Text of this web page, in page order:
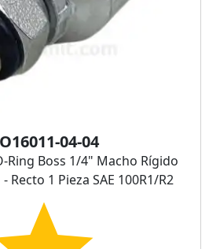
04-04
Ring Boss 1/4" Macho Rígido
Recto 1 Pieza SAE 100R1/R2